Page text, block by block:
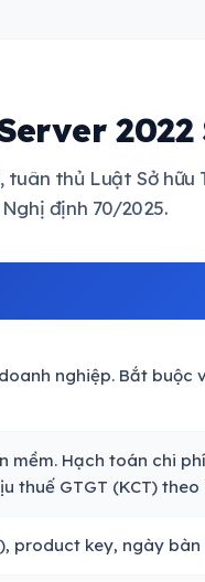
thủ Luật Sở hữu
định 70/2025.
nghiệp. Bắt buộc
mềm. Hạch toán chi
thuế GTGT (KCT) theo
product key, ngày